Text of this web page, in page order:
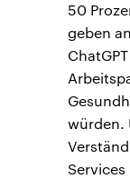
50
geben
würden.